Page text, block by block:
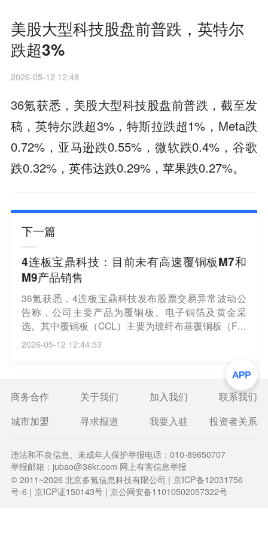
美股大型科技股盘前普跌，英特尔
跌超3%
2026-05-12 12:48
36氪获悉，美股大型科技股盘前普跌，截至发
稿，英特尔跌超3%，特斯拉跌超1%，Meta跌
0.72%，亚马逊跌0.55%，微软跌0.4%，谷歌
跌0.32%，英伟达跌0.29%，苹果跌0.27%。
下一篇
4连板宝鼎科技：目前未有高速覆铜板M7和
M9产品销售
36氪获悉，4连板宝鼎科技发布股票交易异常波动公
告称，公司主要产品为覆铜板、电子铜箔及黄金采
选。其中覆铜板（CCL）主要为玻纤布基覆铜板（FR-
4）、复合基覆铜板等常规产品，目前未有高速覆铜
（LP）、反转处理铜箔（RTF)及超低轮廓铜箔（HVL
P)，其中HVLP铜箔目前尚处于客户认证及市场拓展阶
司铜箔销量比例仅为0.03%，短期内对公司整体经营
性。
2026-05-12 12:44:53
商务合作 关于我们 加入我们
联系我们
城市加盟
寻求报道 我要入驻 投资者关系
违法和不良信息、未成年人保护举报电话：010-89650707
举报邮箱：jubao@36kr.com 网上有害信息举报
© 2011~2026北京多氪信息科技有限公司 | 京ICP备12031756
号-6 | 京ICP证150143号 | 京公网安备11010502057322号